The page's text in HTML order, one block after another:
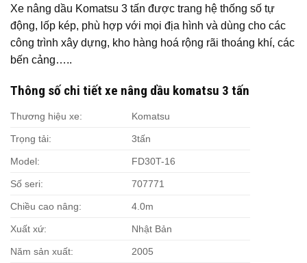
Xe nâng dầu Komatsu 3 tấn được trang hệ thống số tự
động, lốp kép, phù hợp với mọi địa hình và dùng cho các
công trình xây dựng, kho hàng hoá rộng rãi thoáng khí, các
bến cảng…..
Thông số chi tiết xe nâng dầu komatsu 3 tấn
Thương hiệu xe: Komatsu
Trọng tải: 3tấn
Model: FD30T-16
Số seri: 707771
Chiều cao nâng: 4.0m
Xuất xứ: Nhật Bản
Năm sản xuất: 2005